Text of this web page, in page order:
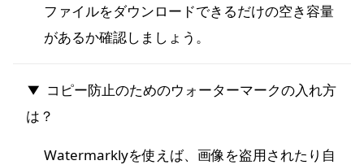
ファイルをダウンロードできるだけの空き容量
があるか確認しましょう。
コピー防止のためのウォーターマークの入れ方
は？
Watermarklyを使えば、画像を盗用されたり自